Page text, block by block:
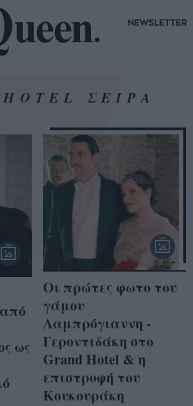
NEWSLETTER
HOTEL ΣΕΙΡΑ
ως
Οι πρώτες φωτο του
γάμου
Λαμπρόγιαννη -
Γεροντιδάκη στο
Grand Hotel & η
επιστροφή του
Κουκουράκη